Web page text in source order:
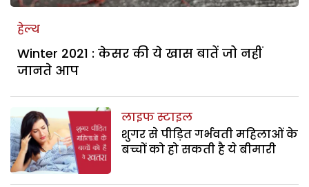
हेल्थ
Winter 2021 : केसर की ये खास बातें जो नहीं
जानते आप
लाइफ स्टाइल
शुगर से पीड़ित गर्भवती महिलाओं के
बच्चों को हो सकती है ये बीमारी